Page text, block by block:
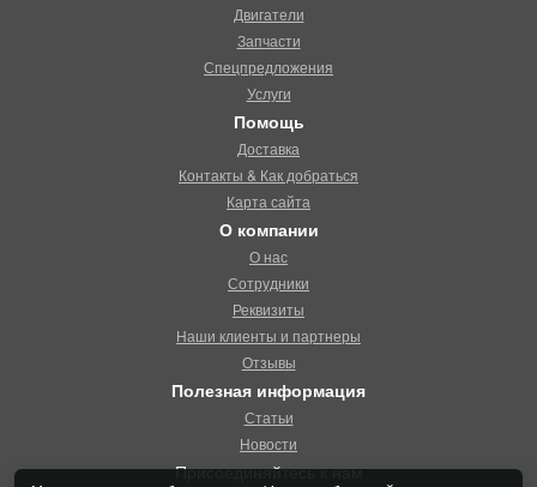
Двигатели
Запчасти
Спецпредложения
Услуги
Помощь
Доставка
Контакты & Как добраться
Карта сайта
О компании
О нас
Сотрудники
Реквизиты
Наши клиенты и партнеры
Отзывы
Полезная информация
Статьи
Новости
Присоединяйтесь к нам